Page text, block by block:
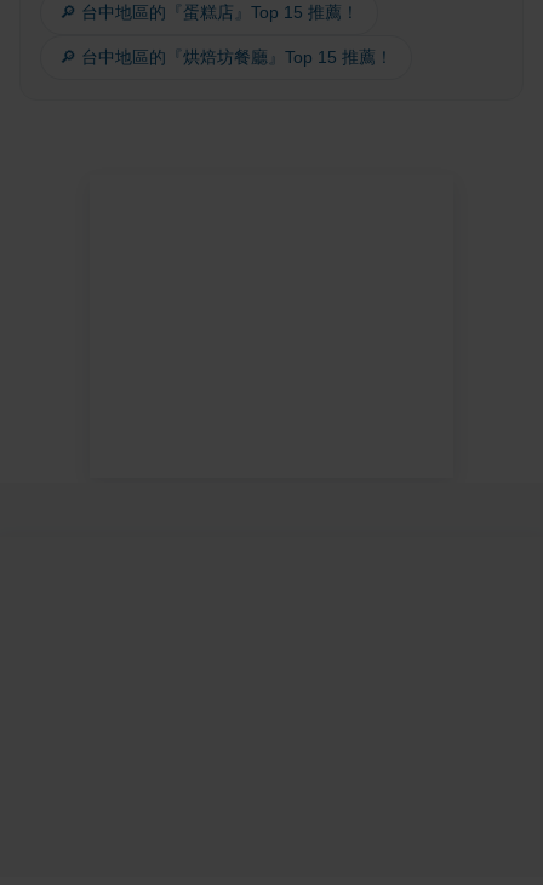
🔎 台中地區的『蛋糕店』Top 15 推薦！
🔎 台中地區的『烘焙坊餐廳』Top 15 推薦！